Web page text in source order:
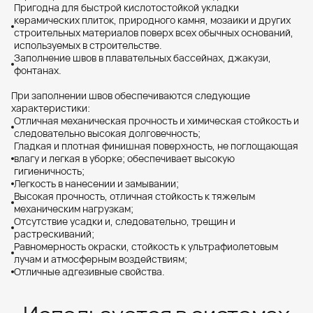
Пригодна для быстрой кислотостойкой укладки
керамических плиток, природного камня, мозаики и других
строительных материалов поверх всех обычных оснований,
используемых в строительстве.
Заполнение швов в плавательных бассейнах, джакузи,
фонтанах.
При заполнении швов обеспечиваются следующие
характеристики:
Отличная механическая прочность и химическая стойкость и
следовательно высокая долговечность;
Гладкая и плотная финишная поверхность, не поглощающая
влагу и легкая в уборке; обеспечивает высокую
гигиеничность;
Легкость в нанесении и замывании;
Высокая прочность, отличная стойкость к тяжелым
механическим нагрузкам;
Отсутствие усадки и, следовательно, трещин и
растрескиваний;
Равномерность окраски, стойкость к ультрафиолетовым
лучам и атмосферным воздействиям;
Отличные адгезивные свойства.